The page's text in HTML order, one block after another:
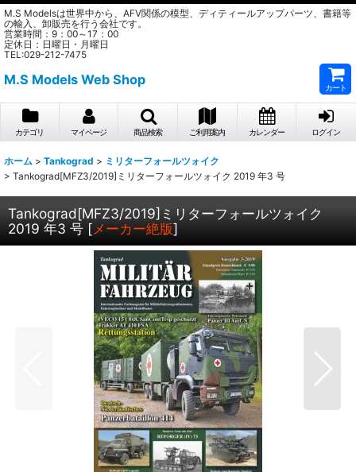
M.S Modelsは世界中から、AFV関係の模型、ディティールアップパーツ、書籍等
の輸入、卸販売を行う会社です。
営業時間：9：00～17：00
定休日：日曜日・月曜日
TEL:029-212-7475
M.S Models Web Shop
カート
カテゴリ マイページ 商品検索 ご利用案内 カレンダー ログイン
ホーム > Tankograd > ミリターフォールツォイク
> Tankograd[MFZ3/2019]ミリターフォールツォイク 2019 年3 号
Tankograd[MFZ3/2019]ミリターフォールツォイク
2019 年3 号 [メーカー絶版]